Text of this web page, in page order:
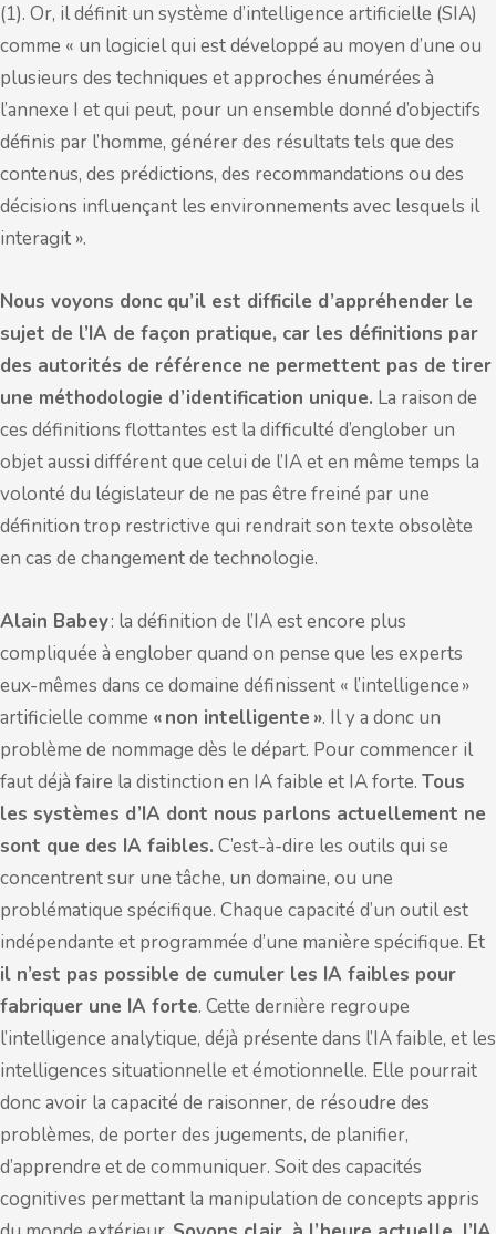
(1). Or, il définit un système d’intelligence artificielle (SIA)
comme « un logiciel qui est développé au moyen d’une ou
plusieurs des techniques et approches énumérées à
l’annexe I et qui peut, pour un ensemble donné d’objectifs
définis par l’homme, générer des résultats tels que des
contenus, des prédictions, des recommandations ou des
décisions influençant les environnements avec lesquels il
interagit ».
Nous voyons donc qu’il est difficile d’appréhender le
sujet de l’IA de façon pratique, car les définitions par
des autorités de référence ne permettent pas de tirer
une méthodologie d’identification unique. La raison de
ces définitions flottantes est la difficulté d’englober un
objet aussi différent que celui de l’IA et en même temps la
volonté du législateur de ne pas être freiné par une
définition trop restrictive qui rendrait son texte obsolète
en cas de changement de technologie.
Alain Babey: la définition de l’IA est encore plus
compliquée à englober quand on pense que les experts
eux-mêmes dans ce domaine définissent « l’intelligence »
artificielle comme « non intelligente ». Il y a donc un
problème de nommage dès le départ. Pour commencer il
faut déjà faire la distinction en IA faible et IA forte. Tous
les systèmes d’IA dont nous parlons actuellement ne
sont que des IA faibles. C’est-à-dire les outils qui se
concentrent sur une tâche, un domaine, ou une
problématique spécifique. Chaque capacité d’un outil est
indépendante et programmée d’une manière spécifique. Et
il n’est pas possible de cumuler les IA faibles pour
fabriquer une IA forte. Cette dernière regroupe
l’intelligence analytique, déjà présente dans l’IA faible, et les
intelligences situationnelle et émotionnelle. Elle pourrait
donc avoir la capacité de raisonner, de résoudre des
problèmes, de porter des jugements, de planifier,
d’apprendre et de communiquer. Soit des capacités
cognitives permettant la manipulation de concepts appris